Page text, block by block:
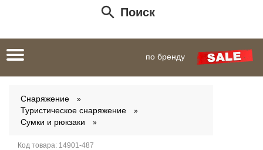
Поиск
Toggle
navigation
по бренду
Снаряжение
Туристическое снаряжение
Сумки и рюкзаки
Код товара: 14901-487